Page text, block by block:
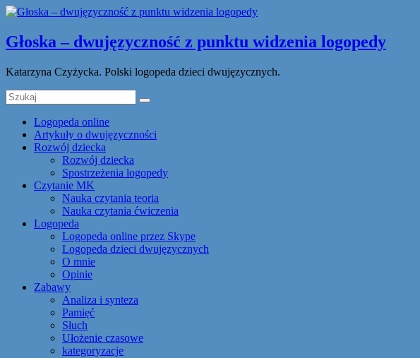
Głoska – dwujęzyczność z punktu widzenia logopedy
Katarzyna Czyżycka. Polski logopeda dzieci dwujęzycznych.
Logopeda online
Artykuły o dwujęzyczności
Rozwój dziecka
Rozwój dziecka
Spostrzeżenia logopedy
Czytanie MK
Nauka czytania teoria
Nauka czytania ćwiczenia
Logopeda
Logopeda online przez Skype
Logopeda dzieci dwujęzycznych
O mnie
Opinie
Zabawy
Analiza i synteza
Pamięć
Słuch
Ułożenie czasowe
kategoryzacje